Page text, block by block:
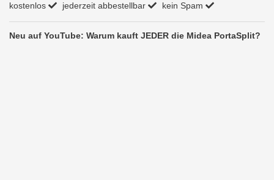
kostenlos jederzeit abbestellbar kein Spam
Neu auf YouTube: Warum kauft JEDER die Midea PortaSplit?